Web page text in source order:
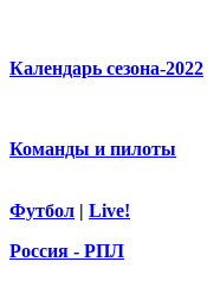
Календарь сезона-2022
Команды и пилоты
Футбол | Live!
Россия - РПЛ